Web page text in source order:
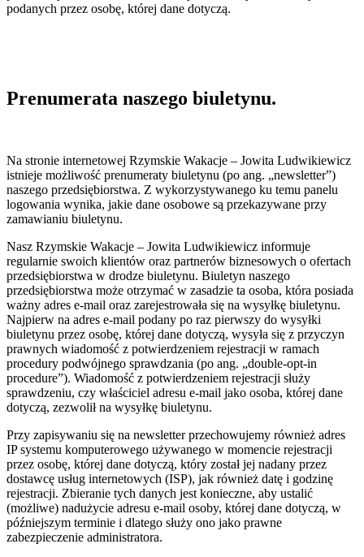
podanych przez osobę, której dane dotyczą.
Prenumerata naszego biuletynu.
Na stronie internetowej Rzymskie Wakacje – Jowita Ludwikiewicz
istnieje możliwość prenumeraty biuletynu (po ang. „newsletter”)
naszego przedsiębiorstwa. Z wykorzystywanego ku temu panelu
logowania wynika, jakie dane osobowe są przekazywane przy
zamawianiu biuletynu.
Nasz Rzymskie Wakacje – Jowita Ludwikiewicz informuje
regularnie swoich klientów oraz partnerów biznesowych o ofertach
przedsiębiorstwa w drodze biuletynu. Biuletyn naszego
przedsiębiorstwa może otrzymać w zasadzie ta osoba, która posiada
ważny adres e-mail oraz zarejestrowała się na wysyłkę biuletynu.
Najpierw na adres e-mail podany po raz pierwszy do wysyłki
biuletynu przez osobę, której dane dotyczą, wysyła się z przyczyn
prawnych wiadomość z potwierdzeniem rejestracji w ramach
procedury podwójnego sprawdzania (po ang. „double-opt-in
procedure”). Wiadomość z potwierdzeniem rejestracji służy
sprawdzeniu, czy właściciel adresu e-mail jako osoba, której dane
dotyczą, zezwolił na wysyłkę biuletynu.
Przy zapisywaniu się na newsletter przechowujemy również adres
IP systemu komputerowego używanego w momencie rejestracji
przez osobę, której dane dotyczą, który został jej nadany przez
dostawcę usług internetowych (ISP), jak również datę i godzinę
rejestracji. Zbieranie tych danych jest konieczne, aby ustalić
(możliwe) nadużycie adresu e-mail osoby, której dane dotyczą, w
późniejszym terminie i dlatego służy ono jako prawne
zabezpieczenie administratora.